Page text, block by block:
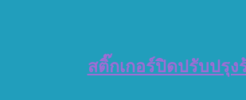
สติ๊กเกอร์ปิดปรับปรุง